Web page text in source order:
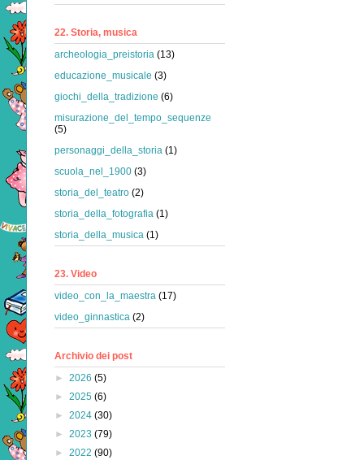
22. Storia, musica
archeologia_preistoria (13)
educazione_musicale (3)
giochi_della_tradizione (6)
misurazione_del_tempo_sequenze
(5)
personaggi_della_storia (1)
scuola_nel_1900 (3)
storia_del_teatro (2)
storia_della_fotografia (1)
storia_della_musica (1)
23. Video
video_con_la_maestra (17)
video_ginnastica (2)
Archivio dei post
► 2026 (5)
► 2025 (6)
► 2024 (30)
► 2023 (79)
► 2022 (90)